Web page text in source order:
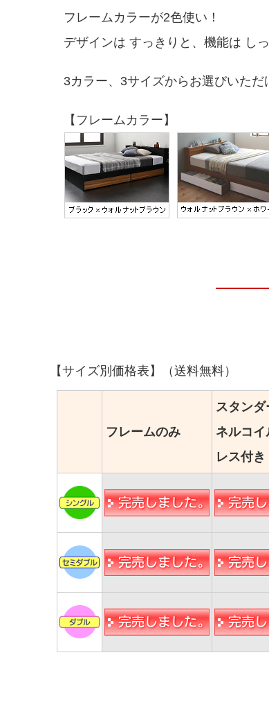
フレームカラーが2色使い！
デザインは すっきりと、機能は し
3カラー、3サイズからお選びいただ
【フレームカラー】
【サイズ別価格表】（送料無料）
フレームのみ
スタン
ネルコイ
レス付き